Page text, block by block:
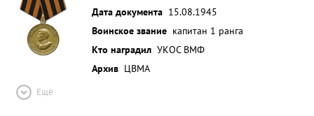
Дата документа 15.08.1945
Воинское звание капитан 1 ранга
Кто наградил УКОС ВМФ
Архив ЦВМА
Ещё